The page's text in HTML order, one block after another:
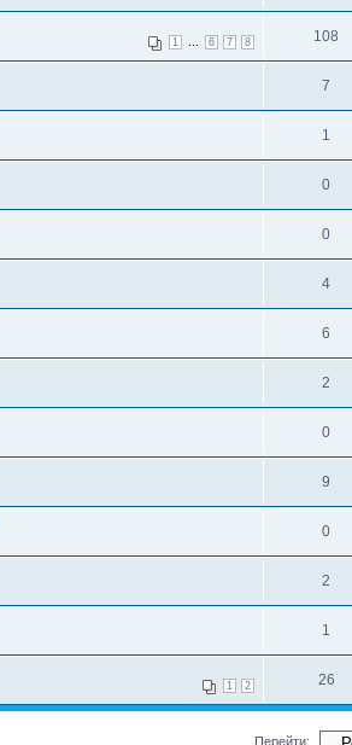
1 6 7 8 108
7
1
0
0
4
6
2
0
9
0
2
1
1 2 26
Перейти: